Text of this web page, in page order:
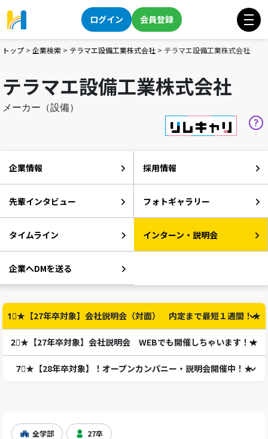
ログイン 会員登録
トップ > 企業検索 > テラマエ設備工業株式会社 > テラマエ設備工業株式会社
テラマエ設備工業株式会社
メーカー（設備）
企業情報 採用情報
先輩インタビュー フォトギャラリー
タイムライン インターン・説明会
企業へDMを送る
1⃣★【27年卒対象】会社説明会（対面） 内定まで最短１週間！★
2⃣★【27年卒対象】会社説明会 WEBでも開催しちゃいます！★
7⃣★【28年卒対象】！オープンカンパニー・説明会開催中！★
全学部 27卒